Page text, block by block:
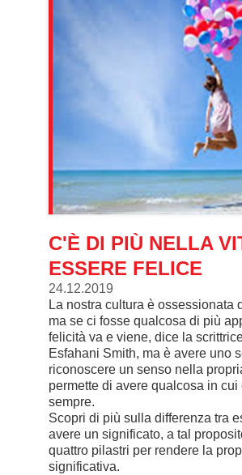
C'È DI PIÙ NELLA
ESSERE FELICE
24.12.2019
La nostra cultura è ossessionata
ma se ci fosse qualcosa di più
felicità va e viene, dice la
Esfahani Smith, ma è avere uno
riconoscere un senso nella
permette di avere qualcosa in cui
sempre.
Scopri di più sulla differenza tra
avere un significato, a tal
quattro pilastri per rendere la
significativa.